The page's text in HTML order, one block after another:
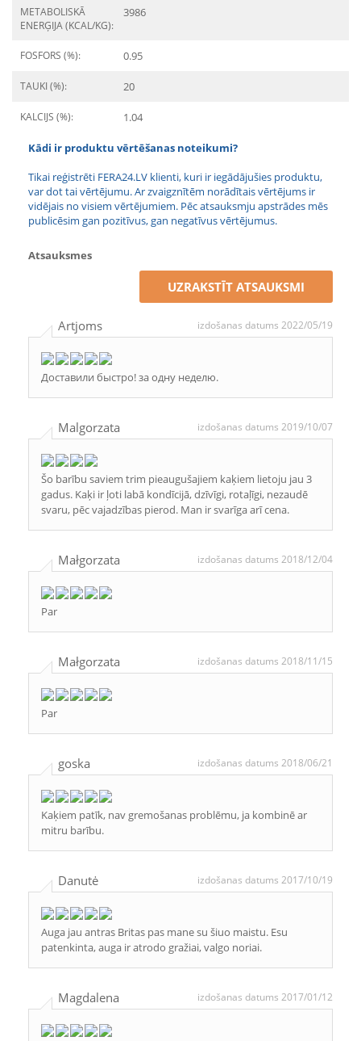
METABOLISKĀ
ENERĢIJA (KCAL/KG):
3986
FOSFORS (%): 0.95
TAUKI (%): 20
KALCIJS (%): 1.04
Kādi ir produktu vērtēšanas noteikumi?
Tikai reģistrēti FERA24.LV klienti, kuri ir iegādājušies produktu,
var dot tai vērtējumu. Ar zvaigznītēm norādītais vērtējums ir
vidējais no visiem vērtējumiem. Pēc atsauksmju apstrādes mēs
publicēsim gan pozitīvus, gan negatīvus vērtējumus.
Atsauksmes
UZRAKSTĪT ATSAUKSMI
Artjoms izdošanas datums 2022/05/19
Доставили быстро! за одну неделю.
Malgorzata izdošanas datums 2019/10/07
Šo barību saviem trim pieaugušajiem kaķiem lietoju jau 3
gadus. Kaķi ir ļoti labā kondīcijā, dzīvīgi, rotaļīgi, nezaudē
svaru, pēc vajadzības pierod. Man ir svarīga arī cena.
Małgorzata izdošanas datums 2018/12/04
Par
Małgorzata izdošanas datums 2018/11/15
Par
goska izdošanas datums 2018/06/21
Kaķiem patīk, nav gremošanas problēmu, ja kombinē ar
mitru barību.
Danutė izdošanas datums 2017/10/19
Auga jau antras Britas pas mane su šiuo maistu. Esu
patenkinta, auga ir atrodo gražiai, valgo noriai.
Magdalena izdošanas datums 2017/01/12